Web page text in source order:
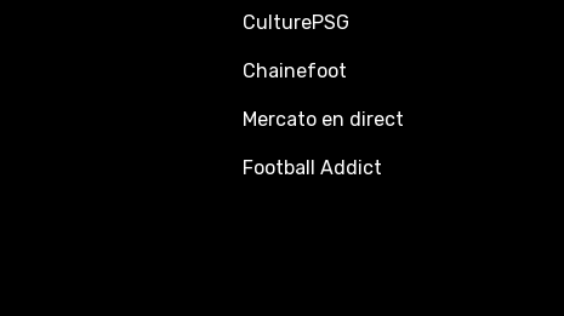
CulturePSG
Chainefoot
Mercato en direct
Football Addict